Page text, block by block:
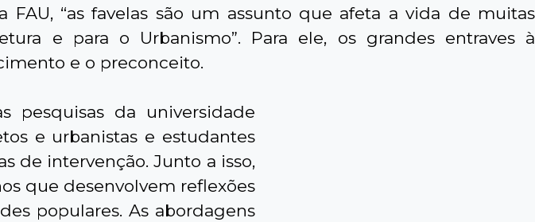
“as favelas são um assunto que afeta a vida de muitas
e para o Urbanismo”. Para ele, os grandes entraves à
e o preconceito.
pesquisas da universidade
e urbanistas e estudantes
de intervenção. Junto a isso,
que desenvolvem reflexões
populares. As abordagens